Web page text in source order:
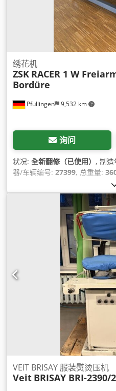
Pfullingen 9,532 km
绣花机
ZSK RACER 1 W
Bordüre
询问
状况: 全新翻修（已使用） , 制造
器/车辆编号: 27399, 总重量:
VEIT BRISAY 服装熨烫压机
Veit BRISAY BRI-2390/